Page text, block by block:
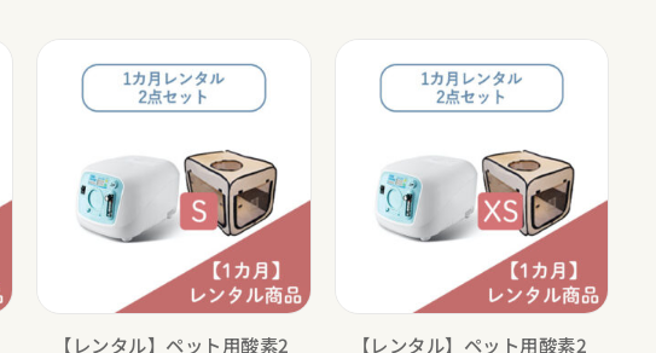
【レンタル】ペット用酸素2
【レンタル】ペット用酸素2